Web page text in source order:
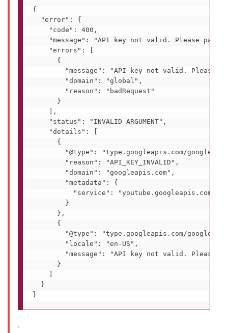
{
  "error": {
    "code": 400,
"message": "API key not valid. Please pass
    "errors": [
      {
"message": "API key not valid. Please
        "domain": "global",
        "reason": "badRequest"
      }
    ],
    "status": "INVALID_ARGUMENT",
    "details": [
      {
"@type": "type.googleapis.com/
        "reason": "API_KEY_INVALID",
        "domain": "googleapis.com",
        "metadata": {
          "service": "youtube.googleapis.com"
        }
      },
      {
"@type": "type.googleapis.com/
        "locale": "en-US",
"message": "API key not valid. Please
      }
  }
.